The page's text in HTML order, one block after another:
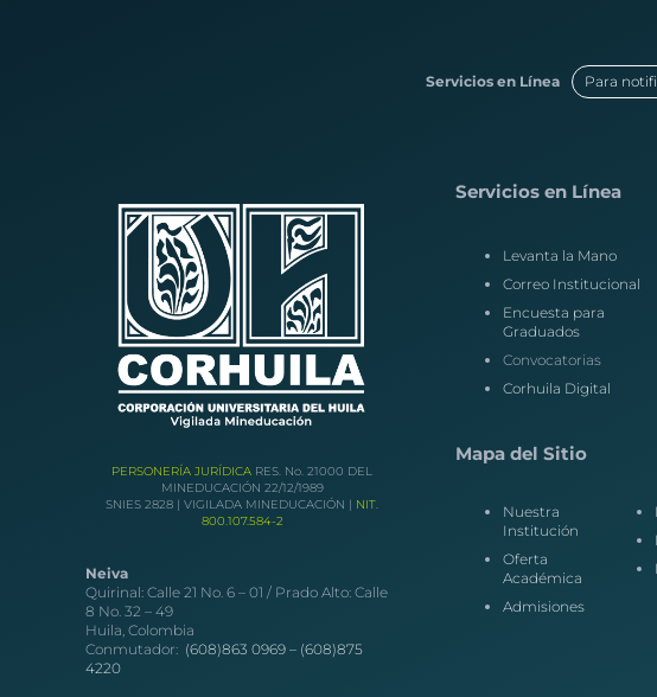
Servicios en Línea Para
PERSONERÍA JURÍDICA RES. No. 21000 DEL
MINEDUCACIÓN 22/12/1989
SNIES 2828 | VIGILADA MINEDUCACIÓN | NIT.
800.107.584-2
Neiva
Quirinal: Calle 21 No. 6 – 01 / Prado Alto: Calle
8 No. 32 – 49
Huila, Colombia
Conmutador: (608)863 0969 – (608)875
4220
Servicios en Línea
Levanta la Mano
Correo Institucional
Encuesta para
Graduados
Convocatorias
Corhuila Digital
Mapa del Sitio
Nuestra
Institución
Oferta
Académica
Admisiones